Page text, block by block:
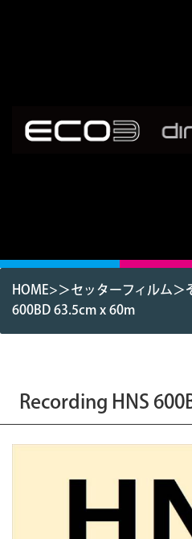
HOME>＞セッターフィルム＞
600BD 63.5cm x 60m
Recording HNS